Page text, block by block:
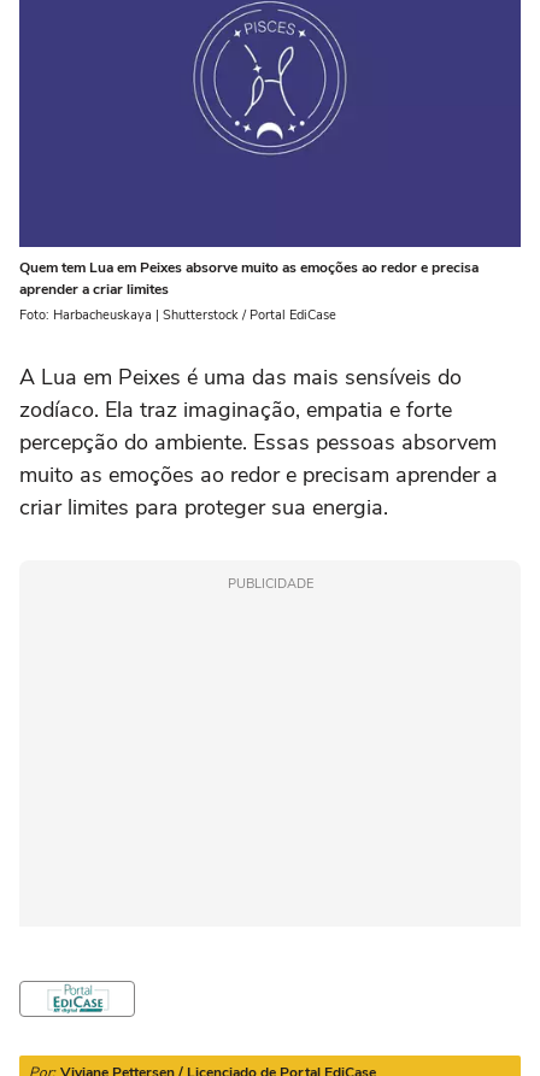
Quem tem Lua em Peixes absorve muito as emoções ao redor e precisa
aprender a criar limites
Foto: Harbacheuskaya | Shutterstock / Portal EdiCase
A Lua em Peixes é uma das mais sensíveis do
zodíaco. Ela traz imaginação, empatia e forte
percepção do ambiente. Essas pessoas absorvem
muito as emoções ao redor e precisam aprender a
criar limites para proteger sua energia.
PUBLICIDADE
Por: Viviane Pettersen / Licenciado de Portal EdiCase